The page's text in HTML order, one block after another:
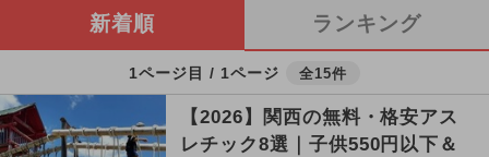
新着順 ランキング
1ページ目 / 1ページ 全15件
【2026】関西の無料・格安アス
レチック8選｜子供550円以下＆